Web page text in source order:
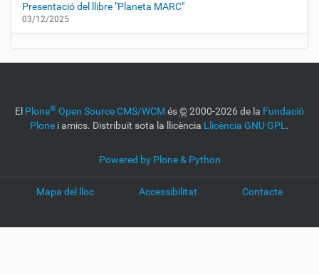
Presentació del llibre "Planeta MARC"
03/12/2025
El Plone® Open Source CMS/WCM és©2000-2026 de la Fundació
Plone i amics. Distribuït sota la llicència Llicència GNU GPL .
Powered by Plone & Python
Mapa del lloc Accessibilitat Contacte